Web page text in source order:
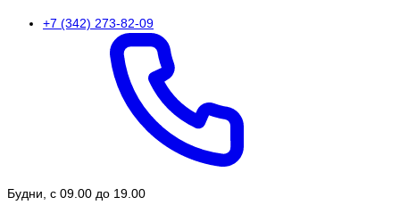
+7 (342) 273-82-09
Будни, с 09.00 до 19.00